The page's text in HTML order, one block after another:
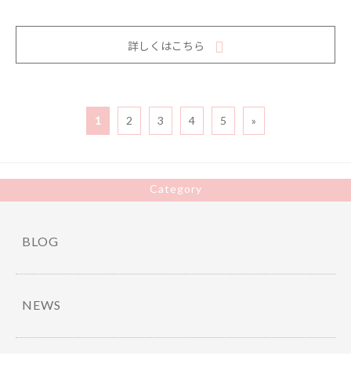
詳しくはこちら
1 2 3 4 5 »
Category
BLOG
NEWS